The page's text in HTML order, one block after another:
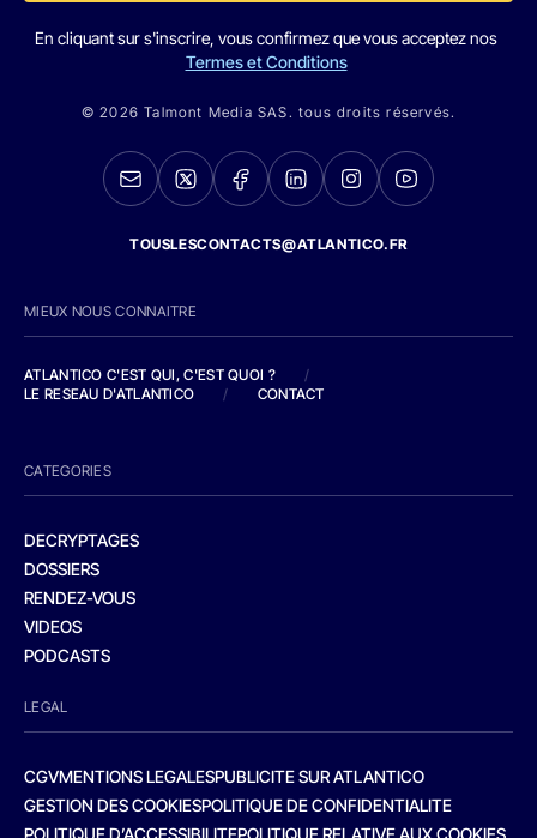
En cliquant sur s'inscrire, vous confirmez que vous acceptez nos
Termes et Conditions
© 2026 Talmont Media SAS. tous droits réservés.
TOUSLESCONTACTS@ATLANTICO.FR
MIEUX NOUS CONNAITRE
ATLANTICO C'EST QUI, C'EST QUOI ?
/
LE RESEAU D'ATLANTICO
/ CONTACT
CATEGORIES
DECRYPTAGES
DOSSIERS
RENDEZ-VOUS
VIDEOS
PODCASTS
LEGAL
CGVMENTIONS LEGALESPUBLICITE SUR ATLANTICO
GESTION DES COOKIESPOLITIQUE DE CONFIDENTIALITE